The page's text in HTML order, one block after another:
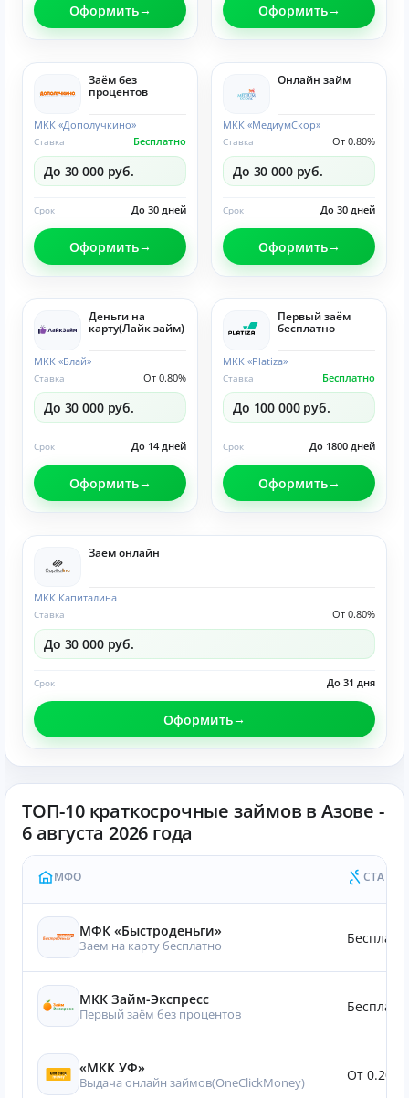
Оформить Оформить
Заём без
процентов
МКК «Дополучкино»
Бесплатно
Ставка
До 30 000 руб.
До 30 дней
Срок
Оформить
Онлайн займ
МКК «МедиумСкор»
От 0.80%
Ставка
До 30 000 руб.
До 30 дней
Срок
Оформить
Деньги на
карту(Лайк займ)
МКК «Блай»
От 0.80%
Ставка
До 30 000 руб.
До 14 дней
Срок
Оформить
Первый заём
бесплатно
МКК «Platiza»
Бесплатно
Ставка
До 100 000 руб.
До 1800 дней
Срок
Оформить
Заем онлайн
МКК Капиталина
От 0.80%
Ставка
До 30 000 руб.
До 31 дня
Срок
Оформить
ТОП-10 краткосрочные займов в Азове -
6 августа 2026 года
МФО СТАВКА
МФК «Быстроденьги»
Заем на карту бесплатно
МКК Займ-Экспресс
Первый заём без процентов
«МКК УФ»
Выдача онлайн займов(OneClickMoney) От 0.20%